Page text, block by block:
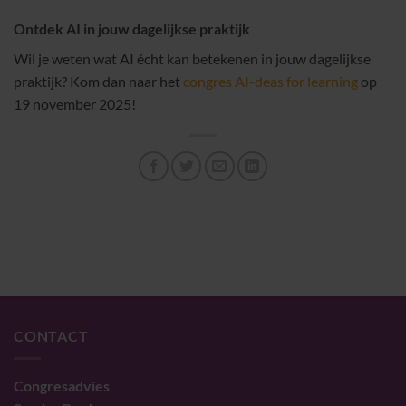
Ontdek AI in jouw dagelijkse praktijk
Wil je weten wat AI écht kan betekenen in jouw dagelijkse
praktijk? Kom dan naar het congres AI-deas for learning op
19 november 2025!
CONTACT
Congresadvies